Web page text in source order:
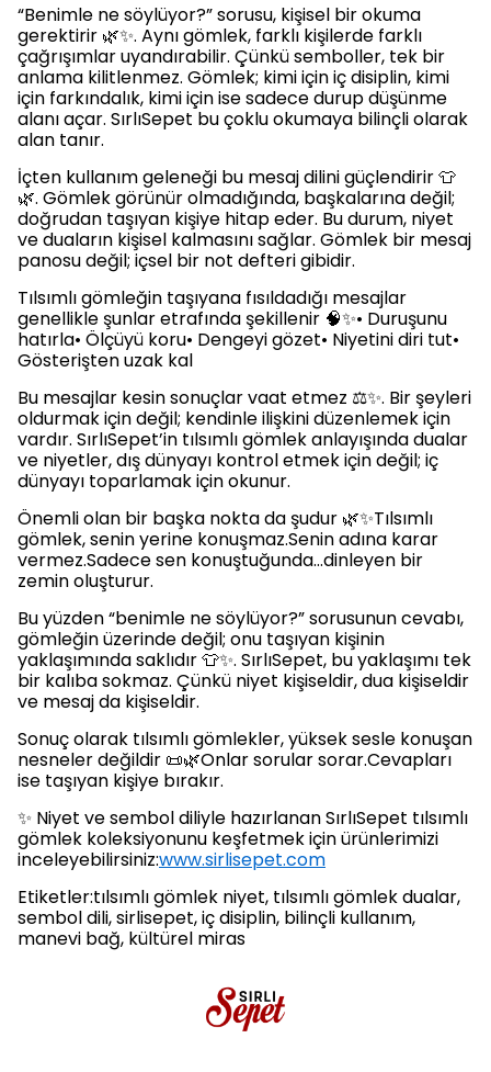
“Benimle ne söylüyor?” sorusu, kişisel bir okuma
gerektirir 🌿✨. Aynı gömlek, farklı kişilerde farklı
çağrışımlar uyandırabilir. Çünkü semboller, tek bir
anlama kilitlenmez. Gömlek; kimi için iç disiplin, kimi
için farkındalık, kimi için ise sadece durup düşünme
alanı açar. SırlıSepet bu çoklu okumaya bilinçli olarak
alan tanır.
İçten kullanım geleneği bu mesaj dilini güçlendirir 👕
🌿. Gömlek görünür olmadığında, başkalarına değil;
doğrudan taşıyan kişiye hitap eder. Bu durum, niyet
ve duaların kişisel kalmasını sağlar. Gömlek bir mesaj
panosu değil; içsel bir not defteri gibidir.
Tılsımlı gömleğin taşıyana fısıldadığı mesajlar
genellikle şunlar etrafında şekillenir 🧠✨• Duruşunu
hatırla• Ölçüyü koru• Dengeyi gözet• Niyetini diri tut•
Gösterişten uzak kal
Bu mesajlar kesin sonuçlar vaat etmez ⚖️✨. Bir şeyleri
oldurmak için değil; kendinle ilişkini düzenlemek için
vardır. SırlıSepet’in tılsımlı gömlek anlayışında dualar
ve niyetler, dış dünyayı kontrol etmek için değil; iç
dünyayı toparlamak için okunur.
Önemli olan bir başka nokta da şudur 🌿✨Tılsımlı
gömlek, senin yerine konuşmaz.Senin adına karar
vermez.Sadece sen konuştuğunda…dinleyen bir
zemin oluşturur.
Bu yüzden “benimle ne söylüyor?” sorusunun cevabı,
gömleğin üzerinde değil; onu taşıyan kişinin
yaklaşımında saklıdır 👕✨. SırlıSepet, bu yaklaşımı tek
bir kalıba sokmaz. Çünkü niyet kişiseldir, dua kişiseldir
ve mesaj da kişiseldir.
Sonuç olarak tılsımlı gömlekler, yüksek sesle konuşan
nesneler değildir 📜🌿Onlar sorular sorar.Cevapları
ise taşıyan kişiye bırakır.
✨ Niyet ve sembol diliyle hazırlanan SırlıSepet tılsımlı
gömlek koleksiyonunu keşfetmek için ürünlerimizi
inceleyebilirsiniz:www.sirlisepet.com
Etiketler:tılsımlı gömlek niyet, tılsımlı gömlek dualar,
sembol dili, sirlisepet, iç disiplin, bilinçli kullanım,
manevi bağ, kültürel miras